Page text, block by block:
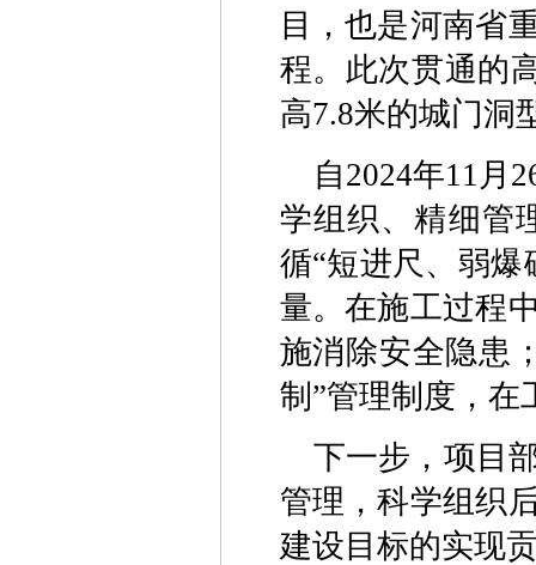
目，也是河南省
程。此次贯通的
高7.8米的城门洞
自2024年11月
学组织、精细管
循“短进尺、弱
量。在施工过程
施消除安全隐患
制”管理制度，在
下一步，项目
管理，科学组织
建设目标的实现